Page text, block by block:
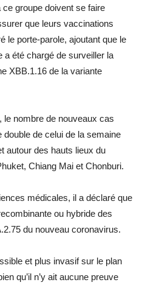
groupe doivent se faire
que leurs vaccinations
le porte-parole, ajoutant que le
a été chargé de surveiller la
XBB.1.16 de la variante
nombre de nouveaux cas
de celui de la semaine
autour des hauts lieux du
Chiang Mai et Chonburi.
médicales, il a déclaré que
ou hybride des
du nouveau coronavirus.
et plus invasif sur le plan
qu’il n’y ait aucune preuve